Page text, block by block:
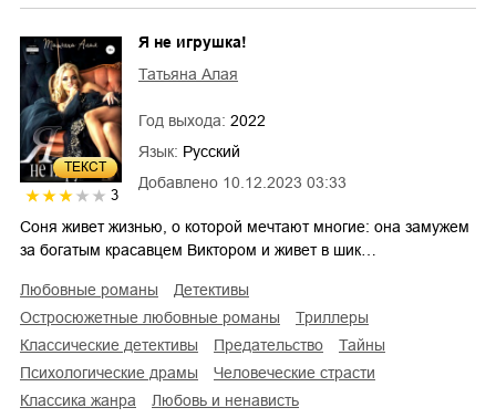
ТЕКСТ
3
Добавлено 10.12.2023 03:33
Я не игрушка!
Татьяна Алая
Год выхода: 2022
Язык: Русский
Соня живет жизнью, о которой мечтают многие: она замужем
за богатым красавцем Виктором и живет в шик…
любовные романы
детективы
остросюжетные любовные романы
триллеры
классические детективы
предательство
тайны
психологические драмы
человеческие страсти
классика жанра
любовь и ненависть